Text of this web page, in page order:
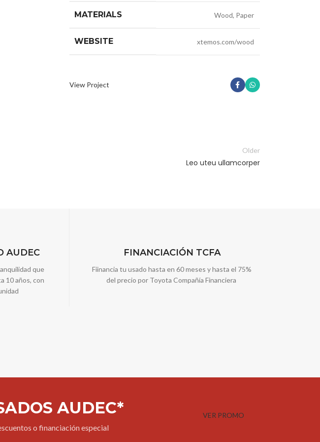
MATERIALS Wood, Paper
WEBSITE xtemos.com/wood
View Project
Older
Leo uteu ullamcorper
AUDEC
que
10 años, con
FINANCIACIÓN TCFA
Fiinancia tu usado hasta en 60 meses y hasta el 75%
del precio por Toyota Compañía Financiera
AUDEC*
o financiación especial
VER PROMO